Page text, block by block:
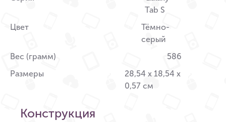
Tab S
Цвет
Тёмно-
серый
Вес (грамм)
586
Размеры
28,54 x 18,54 x
0,57 см
Конструкция